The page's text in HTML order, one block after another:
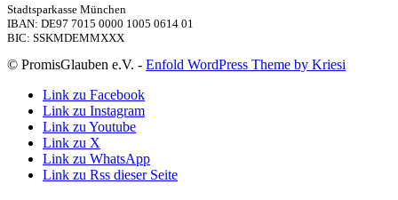
Stadtsparkasse München
IBAN: DE97 7015 0000 1005 0614 01
BIC: SSKMDEMMXXX
© PromisGlauben e.V. - Enfold WordPress Theme by Kriesi
Link zu Facebook
Link zu Instagram
Link zu Youtube
Link zu X
Link zu WhatsApp
Link zu Rss dieser Seite